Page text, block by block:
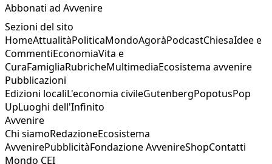
Abbonati ad Avvenire
Sezioni del sito
HomeAttualitàPoliticaMondoAgoràPodcastChiesaIdee e
CommentiEconomiaVita e
CuraFamigliaRubricheMultimediaEcosistema avvenire
Pubblicazioni
Edizioni localiL'economia civileGutenbergPopotusPop
UpLuoghi dell'Infinito
Avvenire
Chi siamoRedazioneEcosistema
AvvenirePubblicitàFondazione AvvenireShopContatti
Mondo CEI